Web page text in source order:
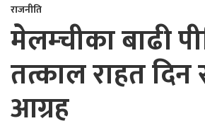
राजनीति
मेलम्चीका बाढी
तत्काल राहत दिन
आग्रह